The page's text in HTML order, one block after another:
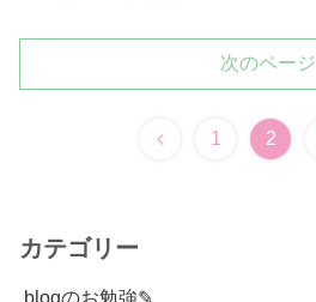
次のページ
前
1 2
カテゴリー
blogのお勉強✎